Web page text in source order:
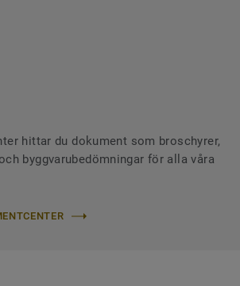
hittar du dokument som broschyrer,
byggvarubedömningar för alla våra